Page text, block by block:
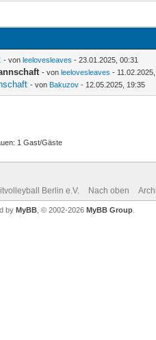
- von leelovesleaves - 23.01.2025, 00:31
- von leelovesleaves -
- von Bakuzov - 12.05.2025, 19:35
1 Gast/Gäste
Berlin e.V. Nach oben
by MyBB , © 2002-2026 MyBB Group